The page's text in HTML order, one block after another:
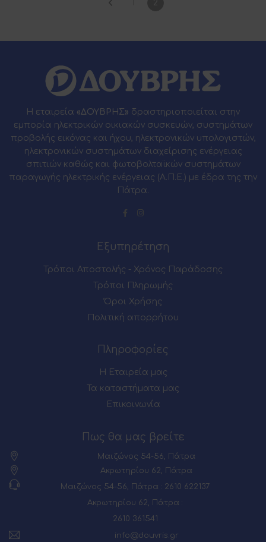
Η εταιρεία «ΔΟΥΒΡΗΣ» δραστηριοποιείται στην
εμπορία ηλεκτρικών οικιακών συσκευών, συστημάτων
προβολής εικόνας και ήχου, ηλεκτρονικών υπολογιστών,
ηλεκτρονικών συστημάτων διαχείρισης ενέργειας
σπιτιών καθώς και φωτοβολταϊκών συστημάτων
παραγωγής ηλεκτρικής ενέργειας (Α.Π.Ε.) με έδρα της την
Πάτρα.
Εξυπηρέτηση
Τρόποι Αποστολής - Χρόνος Παράδοσης
Τρόποι Πληρωμής
Όροι Χρήσης
Πολιτική απορρήτου
Πληροφορίες
Η Εταιρεία μας
Τα καταστήματα μας
Επικοινωνία
Πως θα μας βρείτε
Μαιζώνος 54-56, Πάτρα
Ακρωτηρίου 62, Πάτρα
Μαιζώνος 54-56, Πάτρα : 2610 622137
Ακρωτηρίου 62, Πάτρα :
2610 361541
info@douvris.gr